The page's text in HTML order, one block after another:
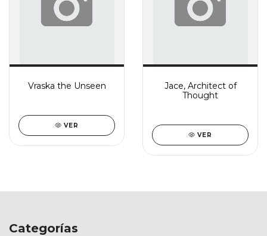
Vraska the Unseen
VER
Jace, Architect of
Thought
VER
Categorías